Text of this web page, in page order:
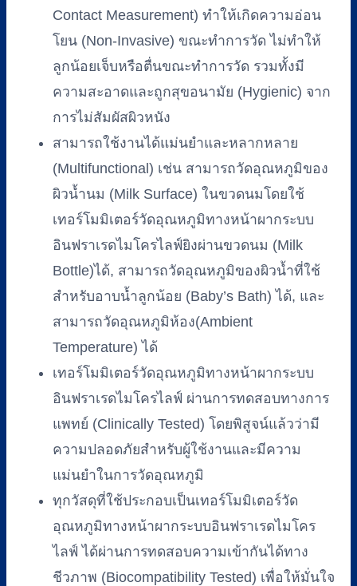
Contact Measurement) ทำให้เกิดความอ่อน
โยน (Non-Invasive) ขณะทำการวัด ไม่ทำให้
ลูกน้อยเจ็บหรือตื่นขณะทำการวัด รวมทั้งมี
ความสะอาดและถูกสุขอนามัย (Hygienic) จาก
การไม่สัมผัสผิวหนัง
สามารถใช้งานได้แม่นยำและหลากหลาย
(Multifunctional) เช่น สามารถวัดอุณหภูมิของ
ผิวน้ำนม (Milk Surface) ในขวดนมโดยใช้
เทอร์โมมิเตอร์วัดอุณหภูมิทางหน้าผากระบบ
อินฟราเรดไมโครไลฟ์ยิงผ่านขวดนม (Milk
Bottle)ได้, สามารถวัดอุณหภูมิของผิวน้ำที่ใช้
สำหรับอาบน้ำลูกน้อย (Baby’s Bath) ได้, และ
สามารถวัดอุณหภูมิห้อง(Ambient
Temperature) ได้
เทอร์โมมิเตอร์วัดอุณหภูมิทางหน้าผากระบบ
อินฟราเรดไมโครไลฟ์ ผ่านการทดสอบทางการ
แพทย์ (Clinically Tested) โดยพิสูจน์แล้วว่ามี
ความปลอดภัยสำหรับผู้ใช้งานและมีความ
แม่นยำในการวัดอุณหภูมิ
ทุกวัสดุที่ใช้ประกอบเป็นเทอร์โมมิเตอร์วัด
อุณหภูมิทางหน้าผากระบบอินฟราเรดไมโคร
ไลฟ์ ได้ผ่านการทดสอบความเข้ากันได้ทาง
ชีวภาพ (Biocompatibility Tested) เพื่อให้มั่นใจ